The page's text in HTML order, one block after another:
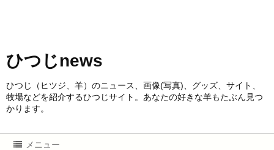
ひつじnews
ひつじ（ヒツジ、羊）のニュース、画像(写真)、グッズ、サイト、
牧場などを紹介するひつじサイト。あなたの好きな羊もたぶん見つ
かります。
メニュー